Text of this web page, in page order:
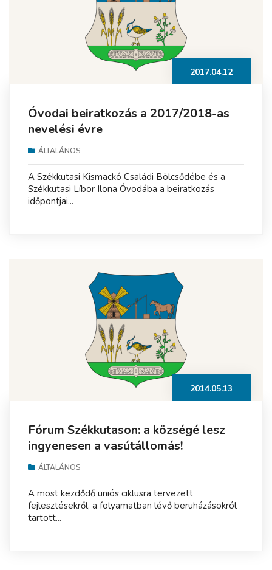
2017.04.12
Óvodai beiratkozás a 2017/2018-as
nevelési évre
ÁLTALÁNOS
A Székkutasi Kismackó Családi Bölcsődébe és a
Székkutasi Líbor Ilona Óvodába a beiratkozás
időpontjai...
2014.05.13
Fórum Székkutason: a községé lesz
ingyenesen a vasútállomás!
ÁLTALÁNOS
A most kezdődő uniós ciklusra tervezett
fejlesztésekről, a folyamatban lévő beruházásokról
tartott...